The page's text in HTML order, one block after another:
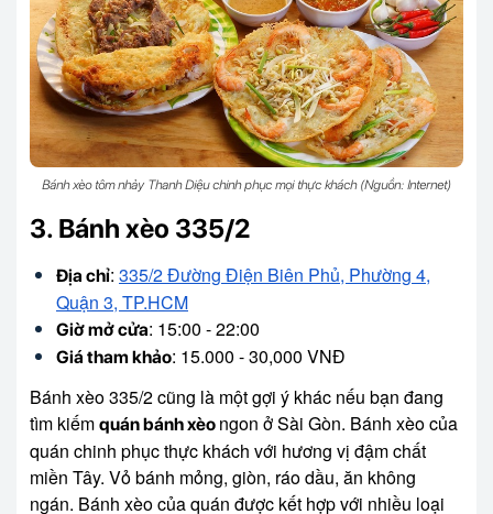
Bánh xèo tôm nhảy Thanh Diệu chinh phục mọi thực khách (Nguồn: Internet)
3. Bánh xèo 335/2
Địa chỉ: 335/2 Đường Điện Biên Phủ, Phường 4,
Quận 3, TP.HCM
Giờ mở cửa: 15:00 - 22:00
Giá tham khảo: 15.000 - 30,000 VNĐ
Bánh xèo 335/2 cũng là một gợi ý khác nếu bạn đang
tìm kiếm quán bánh xèo ngon ở Sài Gòn. Bánh xèo của
quán chinh phục thực khách với hương vị đậm chất
miền Tây. Vỏ bánh mỏng, giòn, ráo dầu, ăn không
ngán. Bánh xèo của quán được kết hợp với nhiều loại